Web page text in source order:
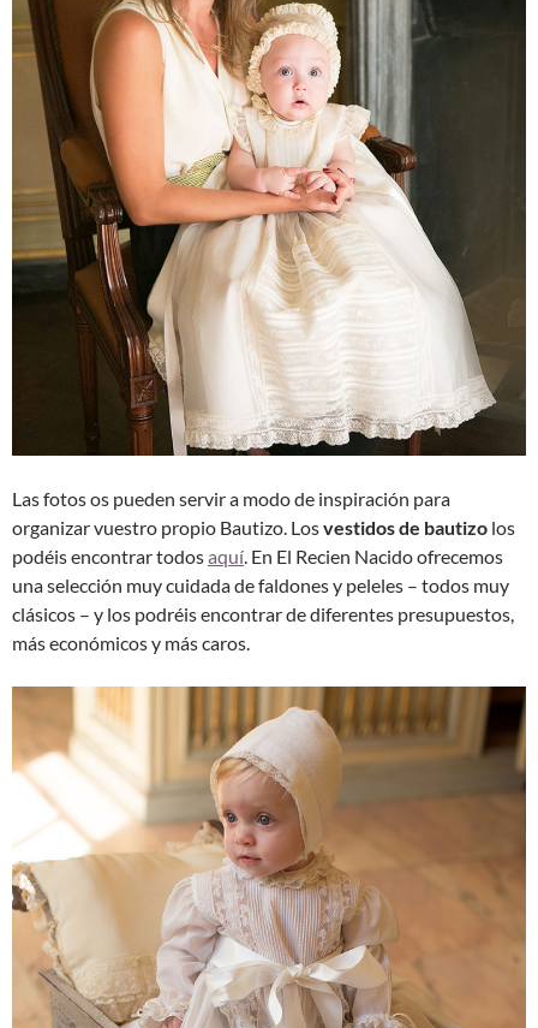
Las fotos os pueden servir a modo de inspiración para
organizar vuestro propio Bautizo. Losvestidos de bautizo los
podéis encontrar todosaquí. En El Recien Nacido ofrecemos
una selección muy cuidada de faldones y peleles – todos muy
clásicos – y los podréis encontrar de diferentes presupuestos,
más económicos y más caros.